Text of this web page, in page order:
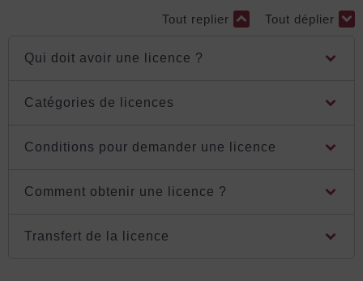
Tout replier Tout déplier
Qui doit avoir une licence ?
Catégories de licences
Conditions pour demander une licence
Comment obtenir une licence ?
Transfert de la licence